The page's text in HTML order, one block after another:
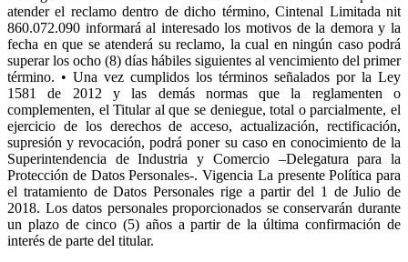
atender el reclamo dentro de dicho término, Cintenal Limitada nit
860.072.090 informará al interesado los motivos de la demora y la
fecha en que se atenderá su reclamo, la cual en ningún caso podrá
superar los ocho (8) días hábiles siguientes al vencimiento del primer
término. • Una vez cumplidos los términos señalados por la Ley
1581 de 2012 y las demás normas que la reglamenten o
complementen, el Titular al que se deniegue, total o parcialmente, el
ejercicio de los derechos de acceso, actualización, rectificación,
supresión y revocación, podrá poner su caso en conocimiento de la
Superintendencia de Industria y Comercio –Delegatura para la
Protección de Datos Personales-. Vigencia La presente Política para
el tratamiento de Datos Personales rige a partir del 1 de Julio de
2018. Los datos personales proporcionados se conservarán durante
un plazo de cinco (5) años a partir de la última confirmación de
interés de parte del titular.